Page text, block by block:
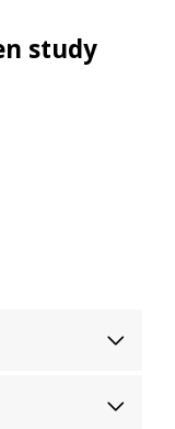
study